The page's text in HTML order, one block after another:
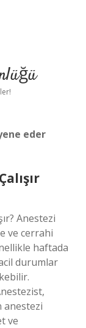
eder
Anestezi
ve cerrahi
haftada
durumlar
anestezi
ve